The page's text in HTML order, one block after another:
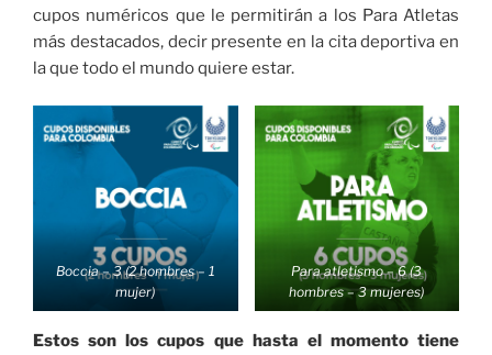
cupos numéricos que le permitirán a los Para Atletas
más destacados, decir presente en la cita deportiva en
la que todo el mundo quiere estar.
Boccia – 3 (2 hombres – 1
mujer)
Para atletismo – 6 (3
hombres – 3 mujeres)
Estos son los cupos que hasta el momento tiene